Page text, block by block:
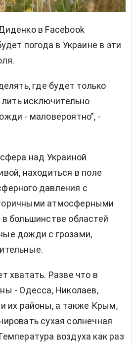
в Facebook
погода в Украине в эти
где будет только
исключительно
- маловероятно", -
над Украиной
находиться в поле
давления с
атмосферными
большинстве областей
дожди с грозами,
хватать. Разве что в
- Одесса, Николаев,
их районы, а также Крым,
сухая солнечная
воздуха как раз